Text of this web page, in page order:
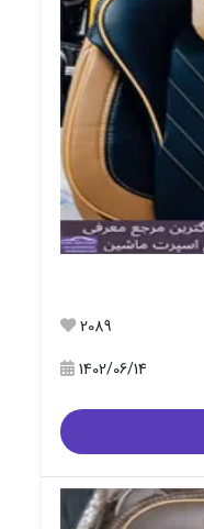
2089
1402/06/14